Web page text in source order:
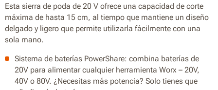
Esta sierra de poda de 20 V ofrece una capacidad de corte
máxima de hasta 15 cm, al tiempo que mantiene un diseño
delgado y ligero que permite utilizarla fácilmente con una
sola mano.
Sistema de baterías PowerShare: combina baterías de
20V para alimentar cualquier herramienta Worx – 20V,
40V o 80V. ¿Necesitas más potencia? Solo tienes que